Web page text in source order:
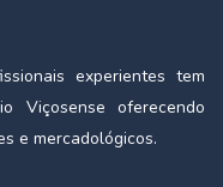
experientes tem
Viçosense oferecendo
e mercadológicos.